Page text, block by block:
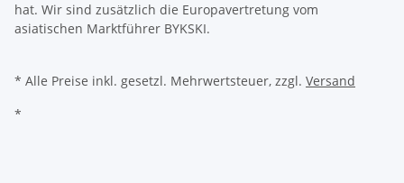
hat. Wir sind zusätzlich die Europavertretung vom
asiatischen Marktführer BYKSKI.
* Alle Preise inkl. gesetzl. Mehrwertsteuer, zzgl. Versand
*